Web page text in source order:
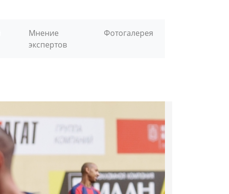
Мнение
экспертов
Фотогалерея